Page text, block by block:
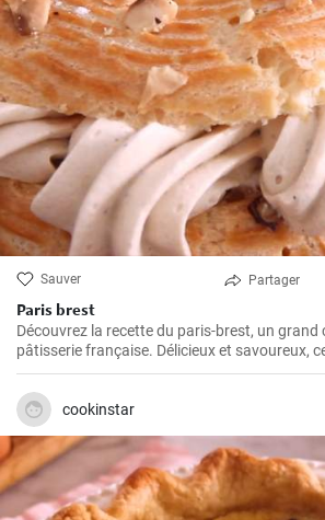
Sauver Partager
Paris brest
Découvrez la recette du paris-brest, un grand
pâtisserie française. Délicieux et savoureux,
facile qu'il n'y paraît. Un vrai régal pour les
cookinstar